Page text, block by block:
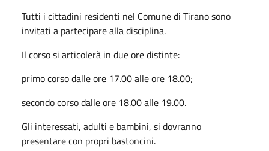
Tutti i cittadini residenti nel Comune di Tirano sono
invitati a partecipare alla disciplina.
Il corso si articolerà in due ore distinte:
primo corso dalle ore 17.00 alle ore 18.00;
secondo corso dalle ore 18.00 alle 19.00.
Gli interessati, adulti e bambini, si dovranno
presentare con propri bastoncini.